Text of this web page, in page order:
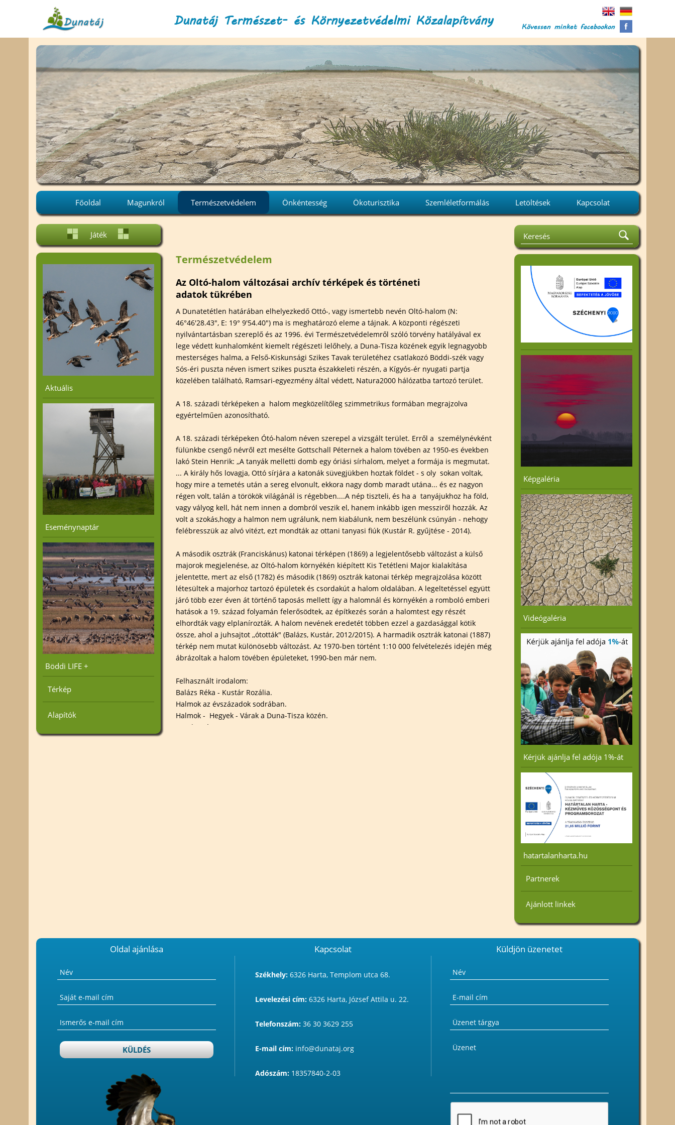
Dunatáj Természet- és Környezetvédelmi Közalapítvány Kövessen minket facebookon
Főoldal Magunkról
Projektjeink
Nemzetközi kapcsolatok
Alakítsd a Környezeted! -
A Dunatáj közalapítvány
vállalkozási tevékenysége
Természetvédelem
Helyi védett területek
Önkéntesség Ökoturisztika Szemléletformálás
Előadások
Határtalan Harta
Letöltések
Közhasznúsági jelentés
Felhívások
Kiadványok
Beszámoló az 1%
felhasználásáról
Kapcsolat
Játék
Aktuális
Eseménynaptár
Böddi LIFE +
Térkép
Alapítók
Természetvédelem
Az Oltó-halom változásai archív térképek és történeti
adatok tükrében
A Dunatetétlen határában elhelyezkedő Ottó-, vagy ismertebb nevén Oltó-halom (N:
46°46'28.43", E: 19° 9'54.40") ma is meghatározó eleme a tájnak. A központi régészeti
nyilvántartásban szereplő és az 1996. évi Természetvédelemről szóló törvény hatályával ex
lege védett kunhalomként kiemelt régészeti lelőhely, a Duna-Tisza közének egyik legnagyobb
mesterséges halma, a Felső-Kiskunsági Szikes Tavak területéhez csatlakozó Böddi-szék vagy
Sós-éri puszta néven ismert szikes puszta északkeleti részén, a Kígyós-ér nyugati partja
közelében található, Ramsari-egyezmény által védett, Natura2000 hálózatba tartozó terület.
A 18. századi térképeken a halom megközelítőleg szimmetrikus formában megrajzolva
egyértelműen azonosítható.
A 18. századi térképeken Ótó-halom néven szerepel a vizsgált terület. Erről a személynévként
fülünkbe csengő névről ezt mesélte Gottschall Péternek a halom tövében az 1950-es években
lakó Stein Henrik: ,,A tanyák melletti domb egy óriási sírhalom, melyet a formája is megmutat.
... A király hős lovagja, Ottó sírjára a katonák süvegjükben hoztak földet - s oly sokan voltak,
hogy mire a temetés után a sereg elvonult, ekkora nagy domb maradt utána... és ez nagyon
régen volt, talán a törökök világánál is régebben....A nép tiszteli, és ha a tanyájukhoz ha föld,
vagy vályog kell, hát nem innen a dombról veszik el, hanem inkább igen messziről hozzák. Az
volt a szokás,hogy a halmon nem ugrálunk, nem kiabálunk, nem beszélünk csúnyán - nehogy
felébresszük az alvó vitézt, ezt mondták az ottani tanyasi fiúk (Kustár R. gyűjtése - 2014).
A második osztrák (Franciskánus) katonai térképen (1869) a legjelentősebb változást a külső
majorok megjelenése, az Oltó-halom környékén kiépített Kis Tetétleni Major kialakítása
jelentette, mert az első (1782) és második (1869) osztrák katonai térkép megrajzolása között
létesültek a majorhoz tartozó épületek és csordakút a halom oldalában. A legeltetéssel együtt
járó több ezer éven át történő taposás mellett így a halomnál és környékén a romboló emberi
hatások a 19. század folyamán felerősödtek, az építkezés során a halomtest egy részét
elhordták vagy elplanírozták. A halom nevének eredetét többen ezzel a gazdasággal kötik
össze, ahol a juhsajtot ,,ótották" (Balázs, Kustár, 2012/2015). A harmadik osztrák katonai (1887)
térkép nem mutat különösebb változást. Az 1970-ben történt 1:10 000 felvételezés idején még
ábrázoltak a halom tövében épületeket, 1990-ben már nem.
Felhasznált irodalom:
Balázs Réka - Kustár Rozália.
Halmok az évszázadok sodrában.
Halmok - Hegyek - Várak a Duna-Tisza közén.
Kecskemét, 2012/2015
Képgaléria
Videógaléria
Kérjük ajánlja fel adója 1%-át
hatartalanharta.hu
Partnerek
Ajánlott linkek
Oldal ajánlása Kapcsolat
Székhely: 6326 Harta, Templom utca 68.
Levelezési cím: 6326 Harta, József Attila u. 22.
Telefonszám: 36 30 3629 255
E-mail cím: info@dunataj.org
Adószám: 18357840-2-03
Küldjön üzenetet